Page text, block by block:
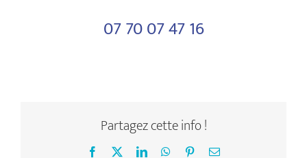
07 70 07 47 16
Partagez cette info !
Facebook LinkedInWhatsApp
PinterestEmail